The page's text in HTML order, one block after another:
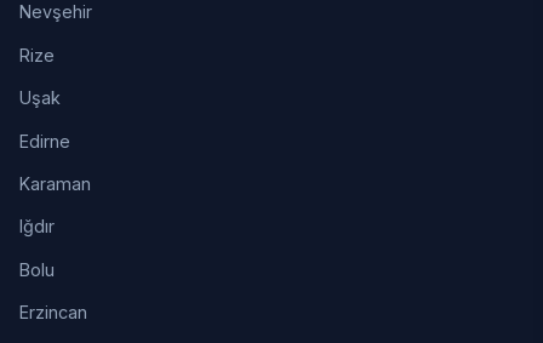
Nevşehir
Rize
Uşak
Edirne
Karaman
Iğdır
Bolu
Erzincan